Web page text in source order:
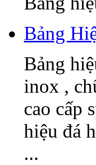
Bảng
Bảng
inox ,
cao cấp
hiệu đá
...